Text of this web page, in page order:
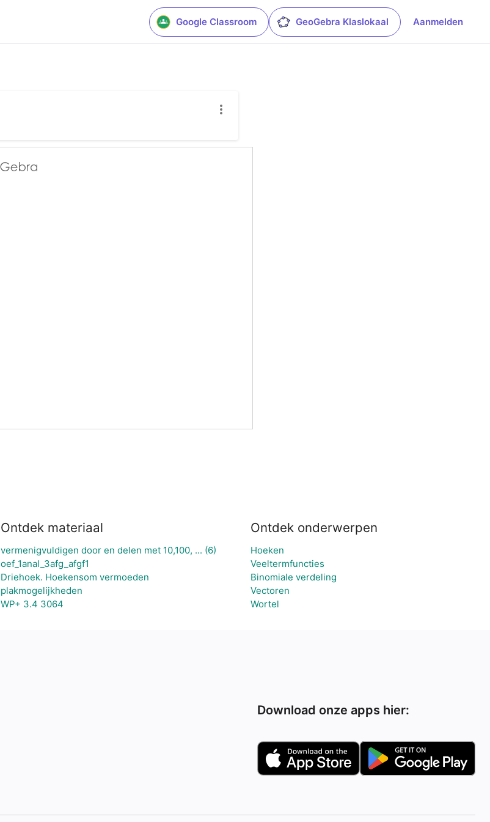
Google Classroom GeoGebra Klaslokaal Aanmelden
Ontdek materiaal
vermenigvuldigen door en delen met 10,100, ... (6)
oef_1anal_3afg_afgf1
Driehoek. Hoekensom vermoeden
plakmogelijkheden
WP+ 3.4 3064
Ontdek onderwerpen
Hoeken
Veeltermfuncties
Binomiale verdeling
Vectoren
Wortel
Download onze apps hier: